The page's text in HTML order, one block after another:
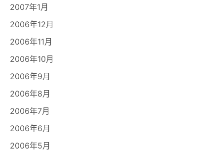
2007年1月
2006年12月
2006年11月
2006年10月
2006年9月
2006年8月
2006年7月
2006年6月
2006年5月